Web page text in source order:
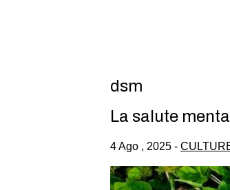
dsm
La salute
4 Ago , 2025 -